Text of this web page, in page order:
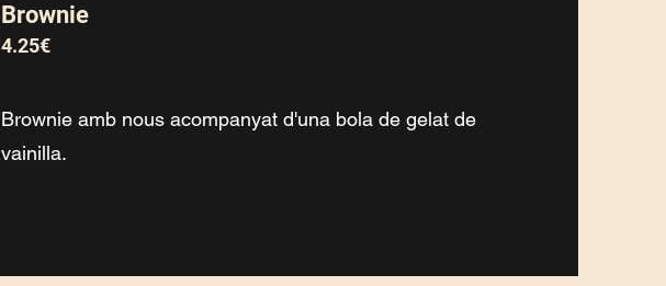
Brownie
4.25€
Brownie amb nous acompanyat d'una bola de gelat de
vainilla.